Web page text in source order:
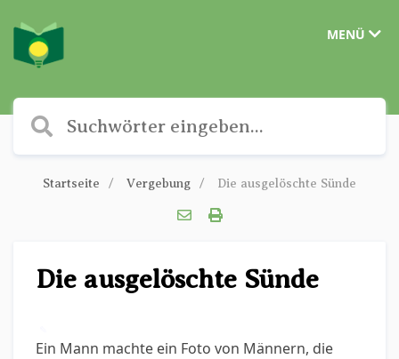
MENÜ
Startseite Vergebung Die ausgelöschte Sünde
Die ausgelöschte Sünde
Ein Mann machte ein Foto von Männern, die